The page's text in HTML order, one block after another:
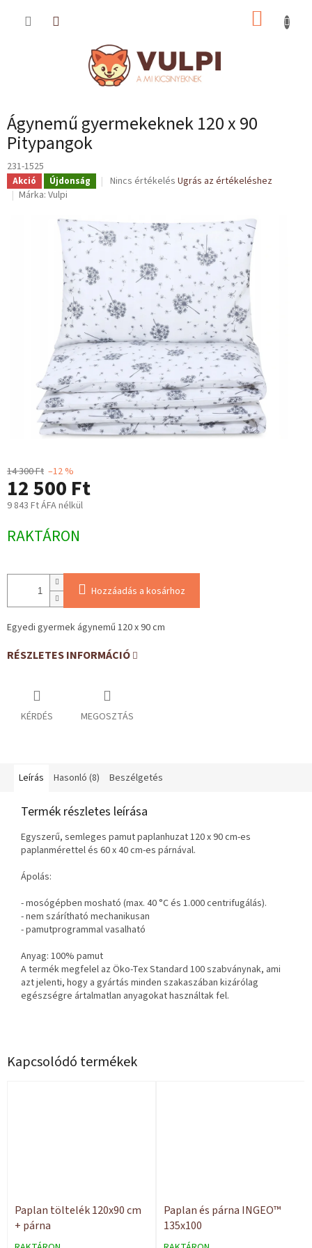
KOSÁR
Ágynemű gyermekeknek 120 x 90
Pitypangok
231-1525
Akció Újdonság
A
értékelése
5-
ből
0,0
csillag.
Nincs értékelés Ugrás az értékeléshez
Márka: Vulpi
14 300 Ft –12 %
12 500 Ft
9 843 Ft ÁFA nélkül
Egységár:
RAKTÁRON
Hozzáadás a kosárhoz
Egyedi gyermek ágynemű 120 x 90 cm
RÉSZLETES INFORMÁCIÓ
KÉRDÉS MEGOSZTÁS
Kapcsolódó termékek
Paplan töltelék 120x90 cm
+ párna
Paplan és párna INGEO™
135x100
Leírás Hasonló (8) Beszélgetés
Termék részletes leírása
Egyszerű, semleges pamut paplanhuzat 120 x 90 cm-es
paplanmérettel és 60 x 40 cm-es párnával.
Ápolás:
- mosógépben mosható (max. 40 °C és 1.000 centrifugálás).
- nem szárítható mechanikusan
- pamutprogrammal vasalható
Anyag: 100% pamut
A termék megfelel az Öko-Tex Standard 100 szabványnak, ami
azt jelenti, hogy a gyártás minden szakaszában kizárólag
egészségre ártalmatlan anyagokat használtak fel.